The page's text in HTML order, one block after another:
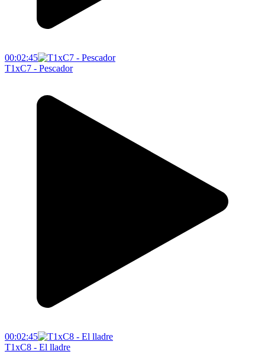
00:02:45
T1xC7 - Pescador
00:02:45
T1xC8 - El lladre